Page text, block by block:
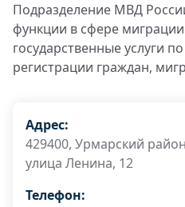
Подразделение МВД
функции в сфере
государственные услуги
регистрации граждан,
Адрес:
429400, Урмарский
улица Ленина, 12
Телефон: